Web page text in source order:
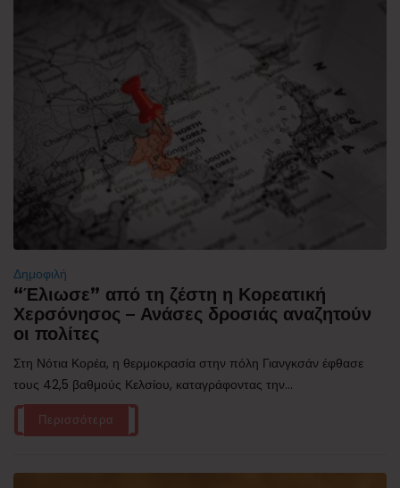
Δημοφιλή
“Έλιωσε” από τη ζέστη η Κορεατική
Χερσόνησος – Ανάσες δροσιάς αναζητούν
οι πολίτες
Στη Νότια Κορέα, η θερμοκρασία στην πόλη Γιανγκσάν έφθασε
τους 42,5 βαθμούς Κελσίου, καταγράφοντας την...
Περισσότερα